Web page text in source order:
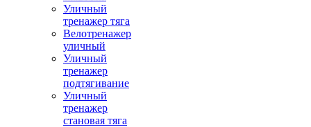
Уличный
тренажер тяга
Велотренажер
уличный
Уличный
тренажер
подтягивание
Уличный
тренажер
становая тяга